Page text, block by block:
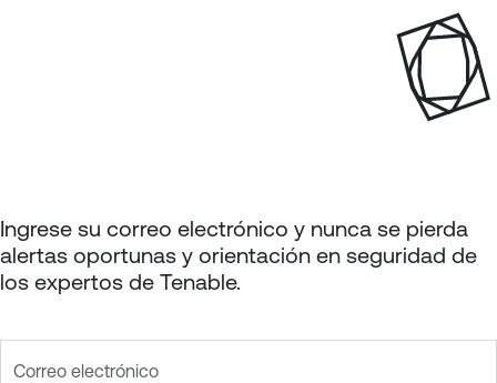
g
i
n
Ingrese su correo electrónico y nunca se pierda
alertas oportunas y orientación en seguridad de
los expertos de Tenable.
Correo electrónico